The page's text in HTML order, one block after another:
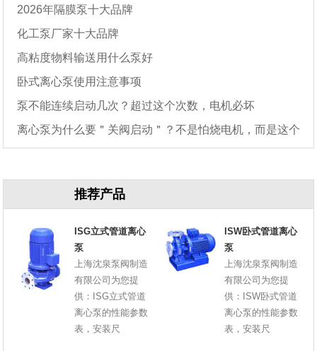
2026年隔膜泵十大品牌
化工泵厂家十大品牌
高粘度物料输送用什么泵好
卧式离心泵使用注意事项
泵不能连续启动几次？超过这个次数，电机必坏
离心泵为什么要＂关阀启动＂？不是怕烧电机，而是这个
推荐产品
ISG立式管道离心
泵
上海沈泉泵阀制造
有限公司为您提
供：ISG立式管道
离心泵的性能参数
表，安装尺
ISW卧式管道离心
泵
上海沈泉泵阀制造
有限公司为您提
供：ISW卧式管道
离心泵的性能参数
表，安装尺